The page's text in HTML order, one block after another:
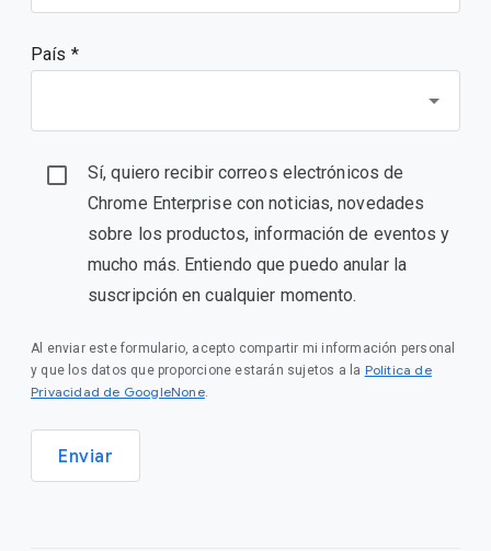
País *
Sí, quiero recibir correos electrónicos de
Chrome Enterprise con noticias, novedades
sobre los productos, información de eventos y
mucho más. Entiendo que puedo anular la
suscripción en cualquier momento.
Al enviar este formulario, acepto compartir mi información personal
y que los datos que proporcione estarán sujetos a la Política de
Privacidad de GoogleNone.
Enviar